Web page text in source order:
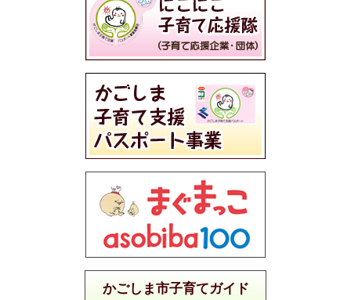
かごしま市子育てガイド